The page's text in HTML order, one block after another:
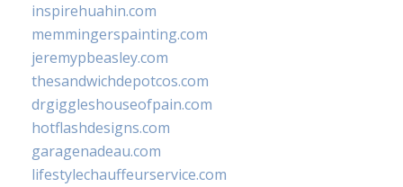
inspirehuahin.com
memmingerspainting.com
jeremypbeasley.com
thesandwichdepotcos.com
drgiggleshouseofpain.com
hotflashdesigns.com
garagenadeau.com
lifestylechauffeurservice.com